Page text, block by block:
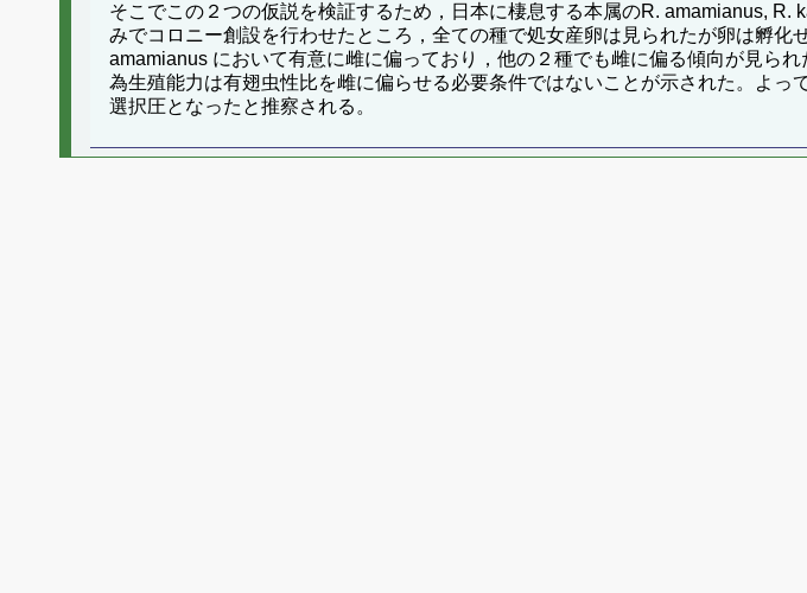
そこでこの２つの仮説を検証するため，日本に棲息する本属のR. amamianus,
みでコロニー創設を行わせたところ，全ての種で処女産卵は見られたが卵は孵
amamianus において有意に雌に偏っており，他の２種でも雌に偏る傾向が見ら
為生殖能力は有翅虫性比を雌に偏らせる必要条件ではないことが示された。よ
選択圧となったと推察される。